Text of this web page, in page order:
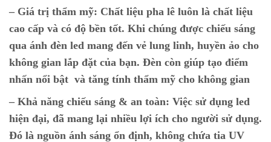
– Giá trị thẩm mỹ: Chất liệu pha lê luôn là chất liệu
cao cấp và có độ bền tốt. Khi chúng được chiếu sáng
qua ánh đèn led mang đến vẻ lung linh, huyền ảo cho
không gian lắp đặt của bạn. Đèn còn giúp tạo điểm
nhấn nổi bật và tăng tính thẩm mỹ cho không gian
– Khả năng chiếu sáng & an toàn: Việc sử dụng led
hiện đại, đã mang lại nhiều lợi ích cho người sử dụng.
Đó là nguồn ánh sáng ổn định, không chứa tia UV